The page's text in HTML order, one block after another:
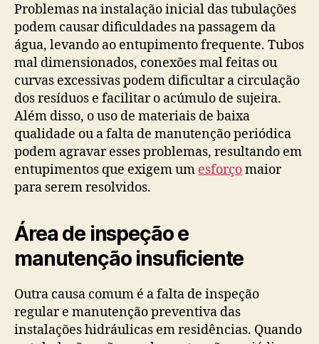
Problemas na instalação inicial das tubulações
podem causar dificuldades na passagem da
água, levando ao entupimento frequente. Tubos
mal dimensionados, conexões mal feitas ou
curvas excessivas podem dificultar a circulação
dos resíduos e facilitar o acúmulo de sujeira.
Além disso, o uso de materiais de baixa
qualidade ou a falta de manutenção periódica
podem agravar esses problemas, resultando em
entupimentos que exigem um esforçomaior
para serem resolvidos.
Área de inspeção e
manutenção insuficiente
Outra causa comum é a falta de inspeção
regular e manutenção preventiva das
instalações hidráulicas em residências. Quando